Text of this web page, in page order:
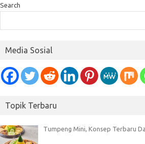
Search
Media Sosial
Topik Terbaru
Tumpeng Mini, Konsep Terbaru